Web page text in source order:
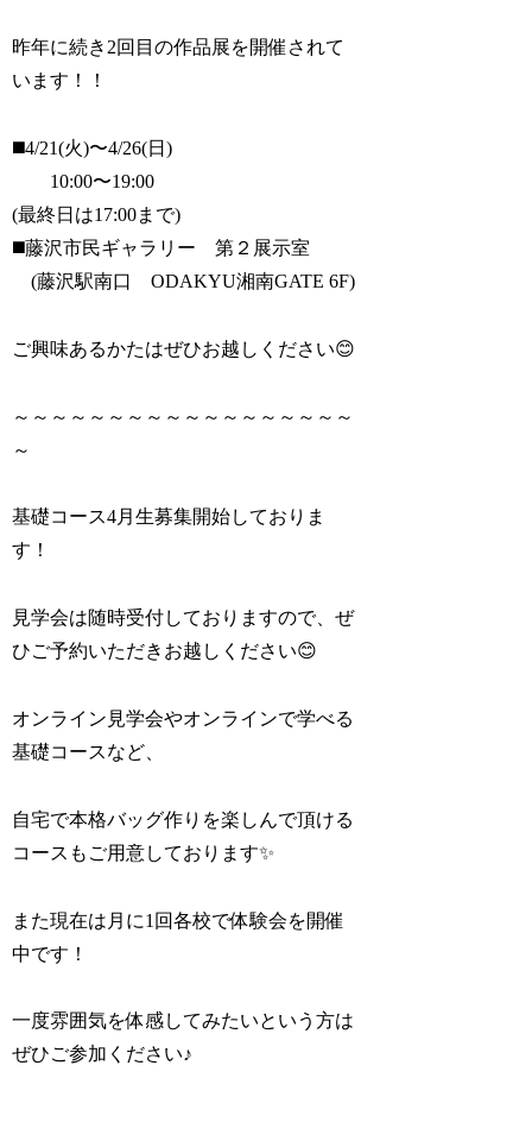
昨年に続き2回目の作品展を開催されて
います！！
◼️4/21(火)〜4/26(日)
10:00〜19:00
(最終日は17:00まで)
◼️藤沢市民ギャラリー 第２展示室
(藤沢駅南口 ODAKYU湘南GATE 6F)
ご興味あるかたはぜひお越しください😊
～～～～～～～～～～～～～～～～～～
～
基礎コース4月生募集開始しておりま
す！
見学会は随時受付しておりますので、ぜ
ひご予約いただきお越しください😊
オンライン見学会やオンラインで学べる
基礎コースなど、
自宅で本格バッグ作りを楽しんで頂ける
コースもご用意しております✨
また現在は月に1回各校で体験会を開催
中です！
一度雰囲気を体感してみたいという方は
ぜひご参加ください♪